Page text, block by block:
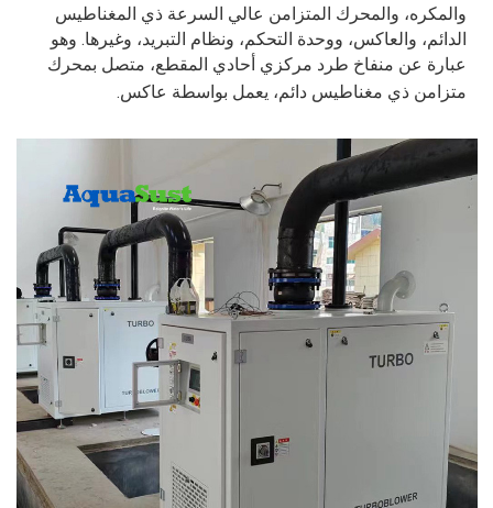
والمكره، والمحرك المتزامن عالي السرعة ذي المغناطيس
الدائم، والعاكس، ووحدة التحكم، ونظام التبريد، وغيرها. وهو
عبارة عن منفاخ طرد مركزي أحادي المقطع، متصل بمحرك
متزامن ذي مغناطيس دائم، يعمل بواسطة عاكس.